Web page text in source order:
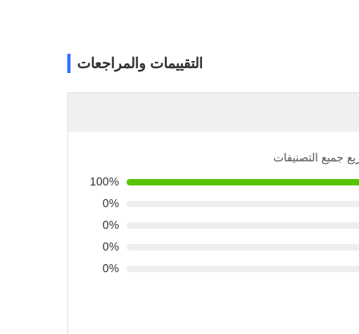
التقييمات والمراجعات
جميع التصنيفات
100%
0%
0%
0%
0%